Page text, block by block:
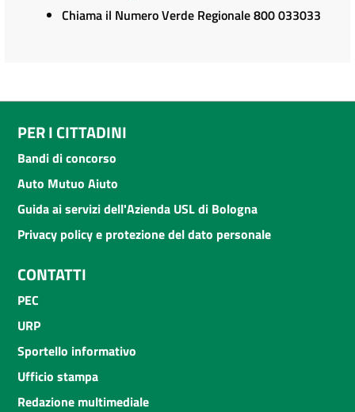
Chiama il Numero Verde Regionale 800 033033
PER I CITTADINI
Bandi di concorso
Auto Mutuo Aiuto
Guida ai servizi dell'Azienda USL di Bologna
Privacy policy e protezione del dato personale
CONTATTI
PEC
URP
Sportello informativo
Ufficio stampa
Redazione multimediale